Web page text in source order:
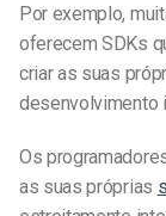
Por exemplo,
oferecem SDKs
criar as suas
desenvolvimento
Os
as suas próprias